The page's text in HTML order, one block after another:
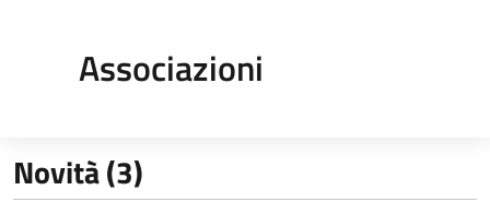
Associazioni
Novità (3)